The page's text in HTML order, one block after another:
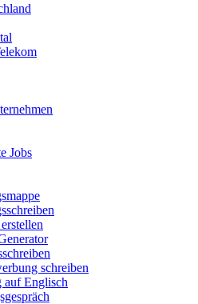
Jobs
schreiben
auf Englisch